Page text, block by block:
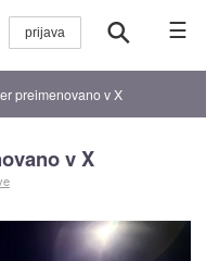
☰
preimenovano v X
v X